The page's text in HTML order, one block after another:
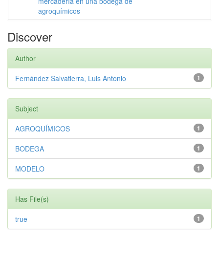
agroquímicos
Discover
Author
1
Fernández Salvatierra, Luis Antonio
Subject
1
AGROQUÍMICOS
1
BODEGA
1
MODELO
Has File(s)
1
true